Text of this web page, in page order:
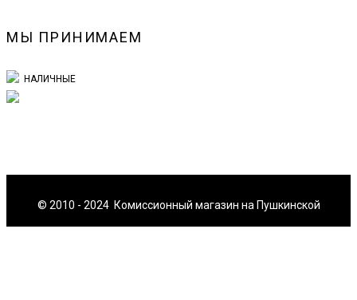
МЫ ПРИНИМАЕМ
НАЛИЧНЫЕ
© 2010 - 2024 Комиссионный магазин на Пушкинской